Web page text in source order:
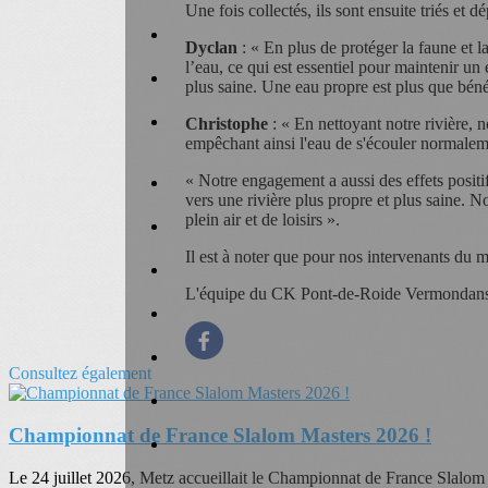
Une fois collectés, ils sont ensuite triés et
Dyclan : « En plus de protéger la faune et
l’eau, ce qui est essentiel pour maintenir
plus saine. Une eau propre est plus que
Christophe : « En nettoyant notre rivière,
empêchant ainsi l'eau de s'écouler
« Notre engagement a aussi des effets
vers une rivière plus propre et plus saine.
plein air et de loisirs ».
Il est à noter que pour nos intervenants du
L'équipe du CK Pont-de-Roide
Consultez également
Championnat de France Slalom Masters 2026 !
Le 24 juillet 2026, Metz accueillait le Championnat de France